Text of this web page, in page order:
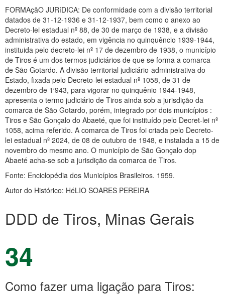
FORMAçãO JURíDICA: De conformidade com a divisão territorial
datados de 31-12-1936 e 31-12-1937, bem como o anexo ao
Decreto-lei estadual nº 88, de 30 de março de 1938, e a divisão
administrativa do estado, em vigência no quinquêncio 1939-1944,
instituida pelo decreto-lei nº 17 de dezembro de 1938, o município
de Tiros é um dos termos judiciários de que se forma a comarca
de São Gotardo. A divisão territorial judiciário-administrativa do
Estado, fixada pelo Decreto-lei estadual nº 1058, de 31 de
dezembro de 1′943, para vigorar no quinquênio 1944-1948,
apresenta o termo judiciário de Tiros ainda sob a jurisdição da
comarca de São Gotardo, porém, integrado por dois municípios :
Tiros e São Gonçalo do Abaeté, que foi instituído pelo Decret-lei nº
1058, acima referido. A comarca de Tiros foi criada pelo Decreto-
lei estadual nº 2024, de 08 de outubro de 1948, e instalada a 15 de
novembro do mesmo ano. O município de São Gonçalo dop
Abaeté acha-se sob a jurisdição da comarca de Tiros.
Fonte: Enciclopédia dos Municípios Brasileiros. 1959.
Autor do Histórico: HéLIO SOARES PEREIRA
DDD de Tiros, Minas Gerais
34
Como fazer uma ligação para Tiros: